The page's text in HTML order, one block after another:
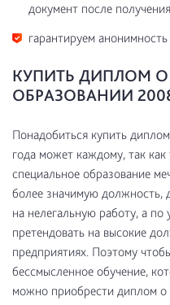
документ после
гарантируем
КУПИТЬ ДИПЛОМ
ОБРАЗОВАНИИ
Понадобиться купить
года может каждому, так
специальное образование
более значимую должность,
на нелегальную работу, а
претендовать на высокие
предприятиях. Поэтому
бессмысленное обучение,
можно приобрести диплом